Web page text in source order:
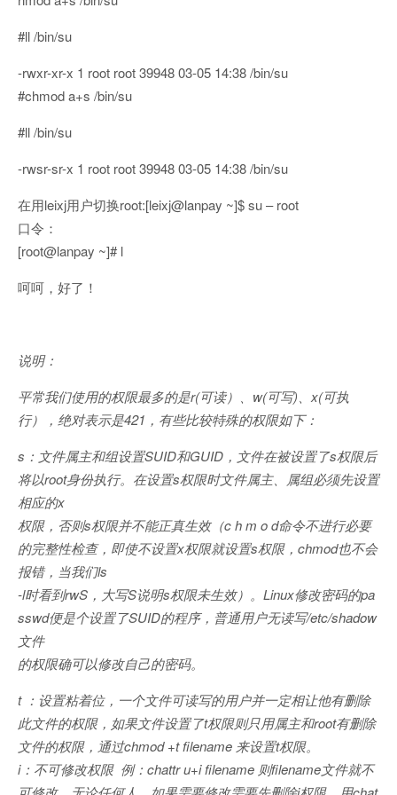
#ll /bin/su
-rwxr-xr-x 1 root root 39948 03-05 14:38 /bin/su
#chmod a+s /bin/su
#ll /bin/su
-rwsr-sr-x 1 root root 39948 03-05 14:38 /bin/su
在用leixj用户切换root:[leixj@lanpay ~]$ su – root
口令：
[root@lanpay ~]# l
呵呵，好了！
说明：
平常我们使用的权限最多的是r(可读）、w(可写)、x(可执
行），绝对表示是421，有些比较特殊的权限如下：
s：文件属主和组设置SUID和GUID，文件在被设置了s权限后
将以root身份执行。在设置s权限时文件属主、属组必须先设置
相应的x
权限，否则s权限并不能正真生效（c h m o d命令不进行必要
的完整性检查，即使不设置x权限就设置s权限，chmod也不会
报错，当我们ls
-l时看到rwS，大写S说明s权限未生效）。Linux修改密码的pa
sswd便是个设置了SUID的程序，普通用户无读写/etc/shadow
文件
的权限确可以修改自己的密码。
t ：设置粘着位，一个文件可读写的用户并一定相让他有删除
此文件的权限，如果文件设置了t权限则只用属主和root有删除
文件的权限，通过chmod +t filename 来设置t权限。
i：不可修改权限 例：chattr u+i filename 则filename文件就不